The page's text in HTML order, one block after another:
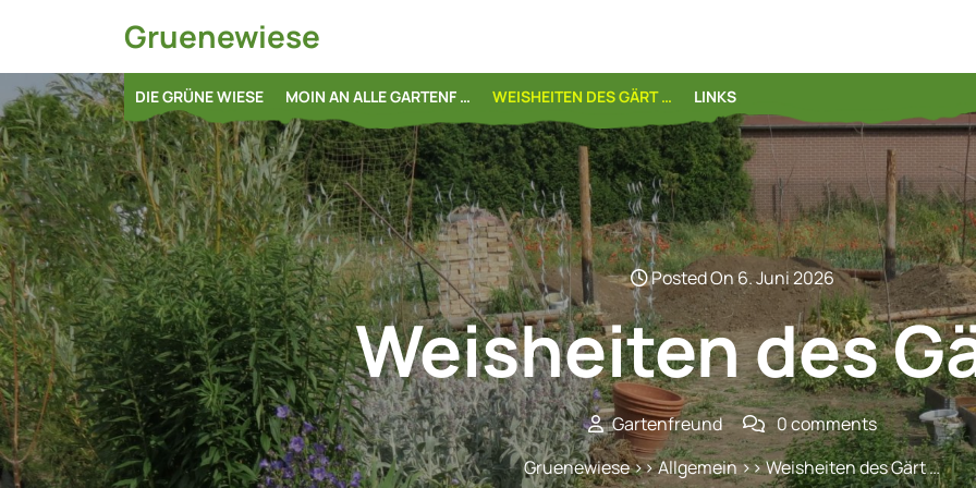
Gruenewiese
DIE GRÜNE WIESE MOIN AN ALLE GARTENF … WEISHEITEN DES GÄRT … LINKS
Posted On 6. Juni 2026
Weisheiten des
Gartenfreund
0 comments
Gruenewiese>>Allgemein>> Weisheiten des Gärt …